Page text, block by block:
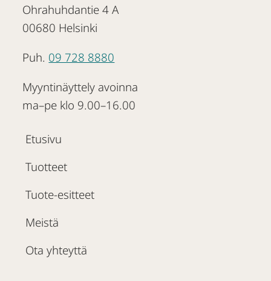
Ohrahuhdantie 4 A
00680 Helsinki
Puh. 09 728 8880
Myyntinäyttely avoinna
ma–pe klo 9.00–16.00
Etusivu
Tuotteet
Tuote-esitteet
Meistä
Ota yhteyttä